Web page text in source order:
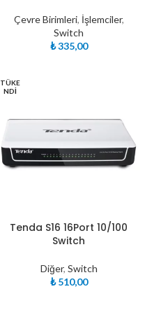
Çevre Birimleri, İşlemciler,
Switch
₺335,00
TÜKE
NDI
Tenda S16 16Port 10/100
Switch
Diğer, Switch
₺510,00